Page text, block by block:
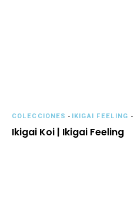
COLECCIONES - IKIGAI FEELING -
Ikigai Koi | Ikigai Feeling